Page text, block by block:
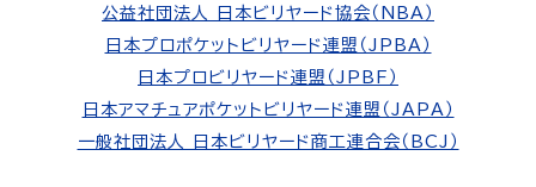
公益社団法人 日本ビリヤード協会（NBA）
日本プロポケットビリヤード連盟（JPBA）
日本プロビリヤード連盟（JPBF）
日本アマチュアポケットビリヤード連盟（JAPA）
一般社団法人 日本ビリヤード商工連合会（BCJ）